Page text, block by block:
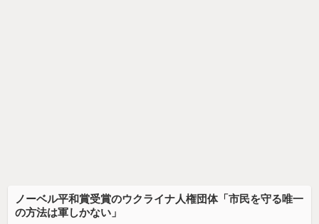
ノーベル平和賞受賞のウクライナ人権団体「市民を守る唯一
の方法は軍しかない」